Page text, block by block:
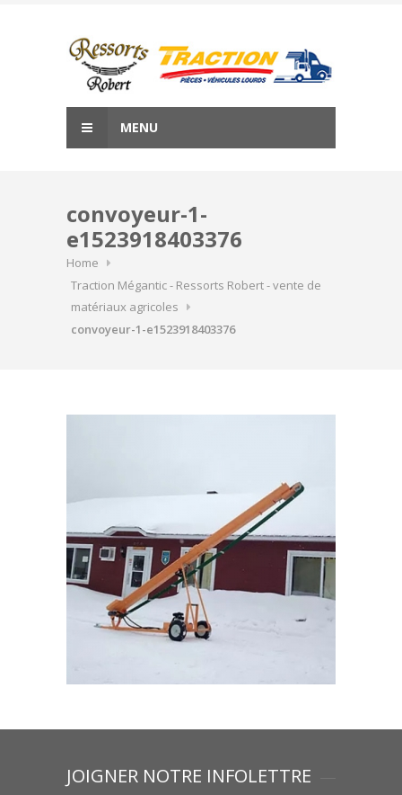
MENU
convoyeur-1-
e1523918403376
Home
Traction Mégantic - Ressorts Robert - vente de
matériaux agricoles
convoyeur-1-e1523918403376
JOIGNER NOTRE INFOLETTRE